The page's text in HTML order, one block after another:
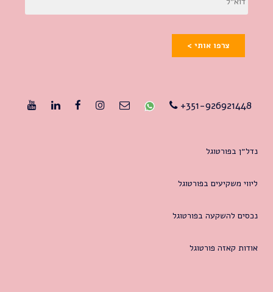
צרפו אותי >
351-926921448+
נדל״ן בפורטוגל
ליווי משקיעים בפורטוגל
נכסים להשקעה בפורטוגל
אודות קאזה פורטוגל